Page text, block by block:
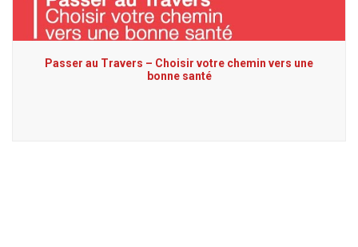
Passer au Travers – Choisir votre chemin vers une
bonne santé